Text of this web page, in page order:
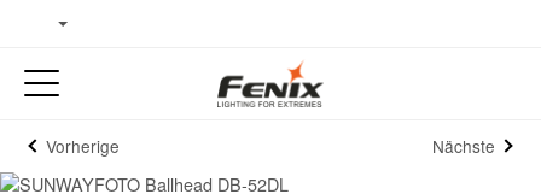
Vorherige Nächste